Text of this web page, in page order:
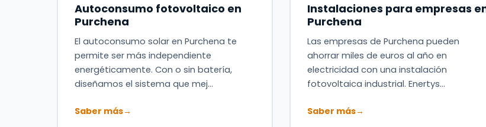
Autoconsumo fotovoltaico en
Purchena
El autoconsumo solar en Purchena te
permite ser más independiente
energéticamente. Con o sin batería,
diseñamos el sistema que mej…
Saber más→
Instalaciones para empresas
Purchena
Las empresas de Purchena pueden
ahorrar miles de euros al año en
electricidad con una instalación
fotovoltaica industrial. Enertys…
Saber más→